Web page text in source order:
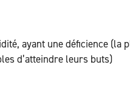
ayant une déficience
d’atteindre leurs buts)